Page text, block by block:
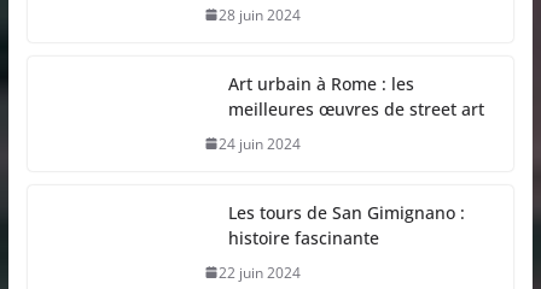
28 juin 2024
Art urbain à Rome : les
meilleures œuvres de street art
24 juin 2024
Les tours de San Gimignano :
histoire fascinante
22 juin 2024